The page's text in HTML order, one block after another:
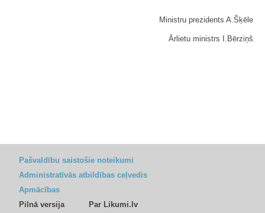
Ministru prezidents A.Šķēle
Ārlietu ministrs I.Bērziņš
Pašvaldību saistošie noteikumi
Administratīvās atbildības ceļvedis
Apmācības
Pilnā versija
Par Likumi.lv